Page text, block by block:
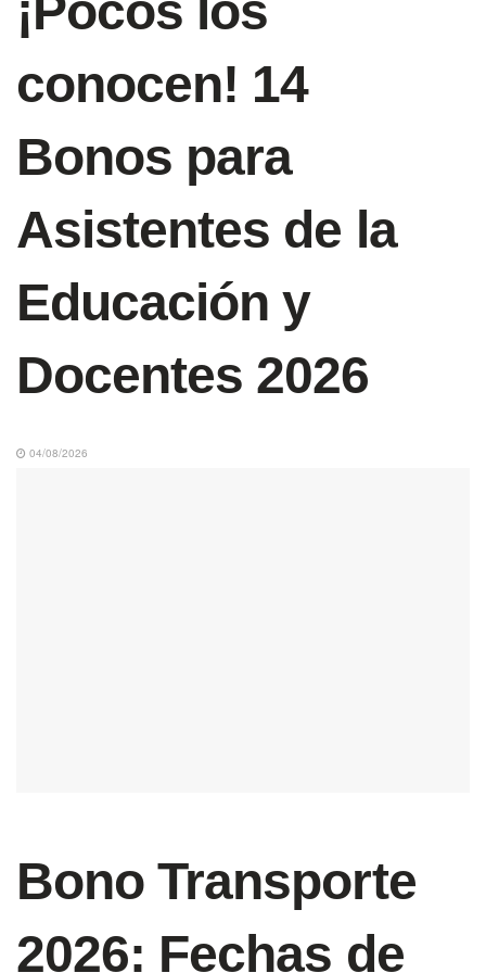
conocen! 14
Bonos para
Asistentes de la
Educación y
Docentes 2026
04/08/2026
Bono Transporte
2026: Fechas de